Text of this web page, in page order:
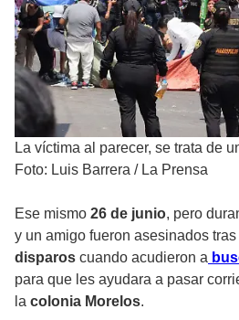
La víctima al parecer, se trata de
Foto: Luis Barrera / La Prensa
Ese mismo 26 de junio, pero
y un amigo fueron asesinados
disparos cuando acudieron a
para que les ayudara a pasar
la colonia Morelos.